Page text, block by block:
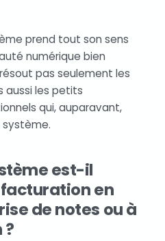
prend tout son sens
numérique bien
pas seulement les
aussi les petits
qui, auparavant,
est-il
en
de notes ou à